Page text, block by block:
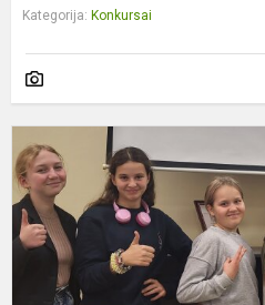
Kategorija: Konkursai